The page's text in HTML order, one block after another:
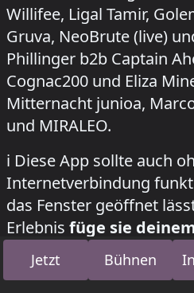
Willifee, Ligal Tamir,
Gruva, NeoBrute (live)
Phillinger b2b Captain
Cognac200 und Eliza
Mitternacht junioa,
und MIRALEO.
how to install this app
ℹ️ Diese App sollte auch
Internetverbindung
das Fenster geöffnet
Erlebnis füge sie
hinzu
. Dadurch wird
der App mit eigenem
Jetzt Bühnen